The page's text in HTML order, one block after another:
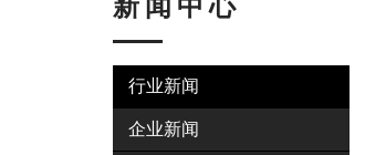
新闻中心
行业新闻
企业新闻